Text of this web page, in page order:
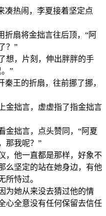
凑热闹，李夏接着坚定点
折扇将金拙言往后顶，“阿
？”
想，片刻，伸出胖胖的手
”
王的折扇，往前挪了挪，
金拙言，虚虚指了指金拙言
金拙言，点头赞同，“阿夏
那我呢？”
，他一直都是那样，好象不
么坚定的站在她身边，有他
所恃过。
为她从来没去猜过他的情
心全意没有任何保留去信任